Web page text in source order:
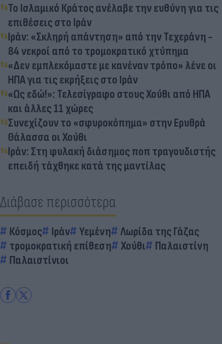
Το Ισλαμικό Κράτος ανέλαβε την ευθύνη για τις
επιθέσεις στο Ιράν
Ιράν: «Σκληρή απάντηση» από την Τεχεράνη -
84 νεκροί από το τρομοκρατικό χτύπημα
«Δεν εμπλεκόμαστε με κανέναν τρόπο» λένε οι
ΗΠΑ για τις εκρήξεις στο Ιράν
«Ως εδώ!»: Τελεσίγραφο στους Χούθι από ΗΠΑ
και άλλες 11 χώρες
Συνεχίζουν το «σφυροκόπημα» στην Ερυθρά
Θάλασσα οι Χούθι
Ιράν: Στη φυλακή διάσημος ποπ τραγουδιστής
επειδή τάχθηκε κατά της μαντίλας
Διάβασε περισσότερα
Κόσμος Ιράν Υεμένη
Λωρίδα της Γάζας
τρομοκρατική επίθεση
Χούθι
Παλαιστίνη
Παλαιστίνιοι